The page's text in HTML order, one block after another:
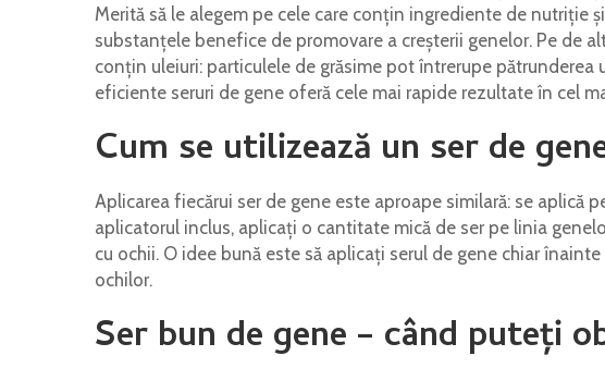
Merită să le alegem pe cele care conțin ingrediente de nutriție
substanțele benefice de promovare a creșterii genelor. Pe de
conțin uleiuri: particulele de grăsime pot întrerupe
eficiente seruri de gene oferă cele mai rapide rezultate în cel
Cum se utilizează un ser de
Aplicarea fiecărui ser de gene este aproape similară: se aplică
aplicatorul inclus, aplicați o cantitate mică de ser pe linia
cu ochii. O idee bună este să aplicați serul de gene chiar
ochilor.
Ser bun de gene – când puteți